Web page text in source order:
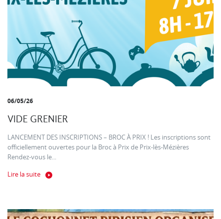
06/05/26
VIDE GRENIER
LANCEMENT DES INSCRIPTIONS – BROC À PRIX ! Les inscriptions sont
officiellement ouvertes pour la Broc à Prix de Prix-lès-Mézières
Rendez-vous le...
Lire la suite